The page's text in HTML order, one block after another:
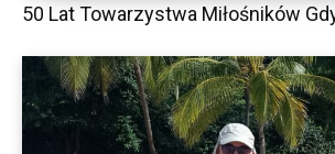
50 Lat Towarzystwa Miłośników